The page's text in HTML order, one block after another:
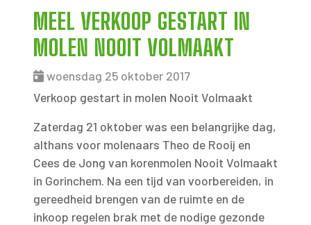
MEEL VERKOOP GESTART IN
MOLEN NOOIT VOLMAAKT
woensdag 25 oktober 2017
Verkoop gestart in molen Nooit Volmaakt
Zaterdag 21 oktober was een belangrijke dag,
althans voor molenaars Theo de Rooij en
Cees de Jong van korenmolen Nooit Volmaakt
in Gorinchem. Na een tijd van voorbereiden, in
gereedheid brengen van de ruimte en de
inkoop regelen brak met de nodige gezonde